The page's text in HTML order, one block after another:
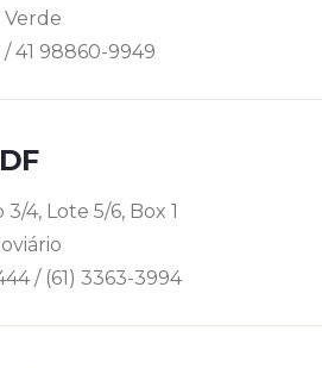
Verde
/ 41 98860-9949
4, Lote 5/6, Box 1
/ (61) 3363-3994